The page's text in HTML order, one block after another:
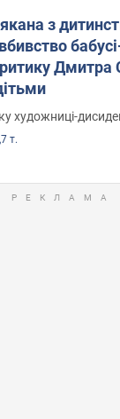
з
Дмитра
художниці-
т.